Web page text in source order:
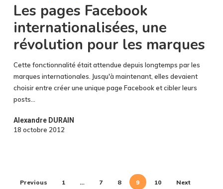
une
révolution
pour
marques
Les pages Facebook
internationalisées, une
révolution pour les marques
Cette fonctionnalité était attendue depuis longtemps par les
marques internationales. Jusqu'à maintenant, elles devaient
choisir entre créer une unique page Facebook et cibler leurs
posts…
Alexandre DURAIN
18 octobre 2012
Previous 1 … 7 8 9 10 Next